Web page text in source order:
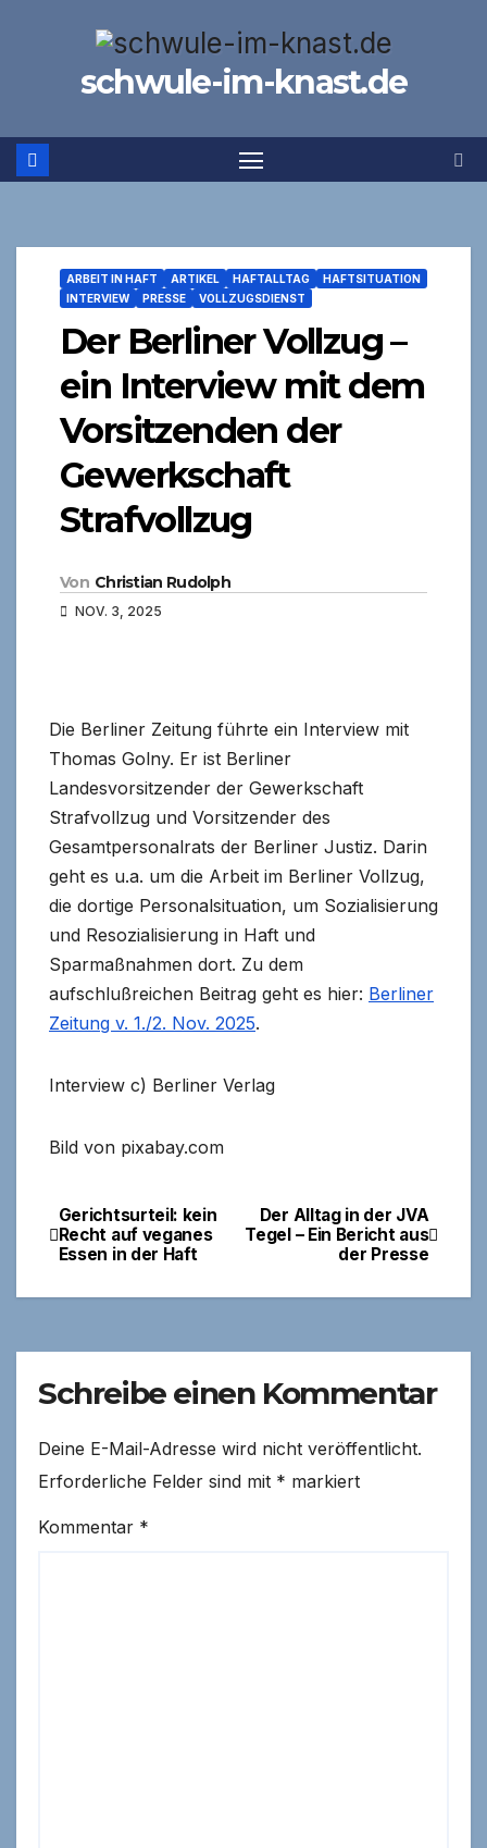
schwule-im-knast.de
ARBEIT IN HAFT ARTIKEL HAFTALLTAG
HAFTSITUATION
INTERVIEW
PRESSE VOLLZUGSDIENST
Der Berliner Vollzug –
ein Interview mit dem
Vorsitzenden der
Gewerkschaft
Strafvollzug
Von Christian Rudolph
NOV. 3, 2025
Die Berliner Zeitung führte ein Interview mit
Thomas Golny. Er ist Berliner
Landesvorsitzender der Gewerkschaft
Strafvollzug und Vorsitzender des
Gesamtpersonalrats der Berliner Justiz. Darin
geht es u.a. um die Arbeit im Berliner Vollzug,
die dortige Personalsituation, um Sozialisierung
und Resozialisierung in Haft und
Sparmaßnahmen dort. Zu dem
aufschlußreichen Beitrag geht es hier: Berliner
Zeitung v. 1./2. Nov. 2025.
Interview c) Berliner Verlag
Bild von pixabay.com
Beitragsnavigation
Der Alltag in der JVA
Tegel – Ein Bericht aus
der Presse
Gerichtsurteil: kein
Recht auf veganes
Essen in der Haft
Schreibe einen Kommentar
Deine E-Mail-Adresse wird nicht veröffentlicht.
Erforderliche Felder sind mit * markiert
Kommentar *